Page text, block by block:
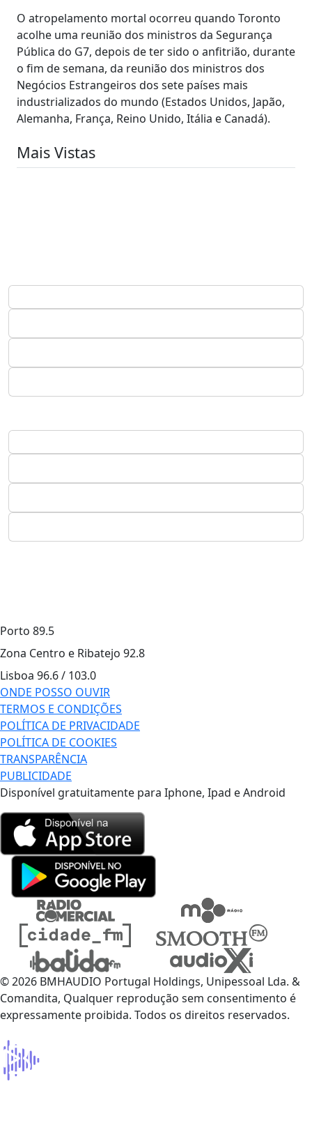
O atropelamento mortal ocorreu quando Toronto
acolhe uma reunião dos ministros da Segurança
Pública do G7, depois de ter sido o anfitrião, durante
o fim de semana, da reunião dos ministros dos
Negócios Estrangeiros dos sete países mais
industrializados do mundo (Estados Unidos, Japão,
Alemanha, França, Reino Unido, Itália e Canadá).
Mais Vistas
Porto 89.5
Zona Centro e Ribatejo 92.8
Lisboa 96.6 / 103.0
ONDE POSSO OUVIR
TERMOS E CONDIÇÕES
POLÍTICA DE PRIVACIDADE
POLÍTICA DE COOKIES
TRANSPARÊNCIA
PUBLICIDADE
Disponível gratuitamente para Iphone, Ipad e Android
© 2026 BMHAUDIO Portugal Holdings, Unipessoal Lda. &
Comandita, Qualquer reprodução sem consentimento é
expressamente proibida. Todos os direitos reservados.